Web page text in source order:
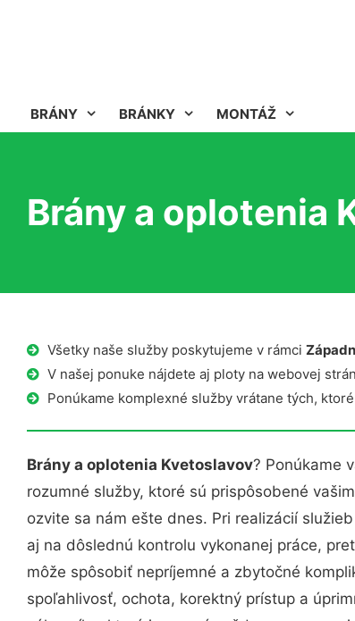
BRÁNY BRÁNKY MONTÁŽ
Brány a oplotenia
Všetky naše služby poskytujeme v rámci
V našej ponuke nájdete aj ploty na webovej
Ponúkame komplexné služby vrátane tých,
Brány a oplotenia Kvetoslavov? Ponúkame
rozumné služby, ktoré sú prispôsobené
ozvite sa nám ešte dnes. Pri realizácií
aj na dôslednú kontrolu vykonanej práce,
môže spôsobiť nepríjemné a zbytočné
spoľahlivosť, ochota, korektný prístup a